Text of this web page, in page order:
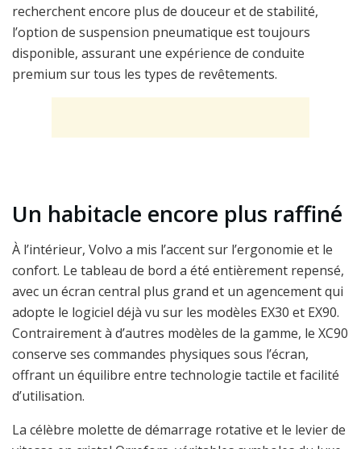
recherchent encore plus de douceur et de stabilité,
l’option de suspension pneumatique est toujours
disponible, assurant une expérience de conduite
premium sur tous les types de revêtements.
Un habitacle encore plus raffiné
À l’intérieur, Volvo a mis l’accent sur l’ergonomie et le
confort. Le tableau de bord a été entièrement repensé,
avec un écran central plus grand et un agencement qui
adopte le logiciel déjà vu sur les modèles EX30 et EX90.
Contrairement à d’autres modèles de la gamme, le XC90
conserve ses commandes physiques sous l’écran,
offrant un équilibre entre technologie tactile et facilité
d’utilisation.
La célèbre molette de démarrage rotative et le levier de